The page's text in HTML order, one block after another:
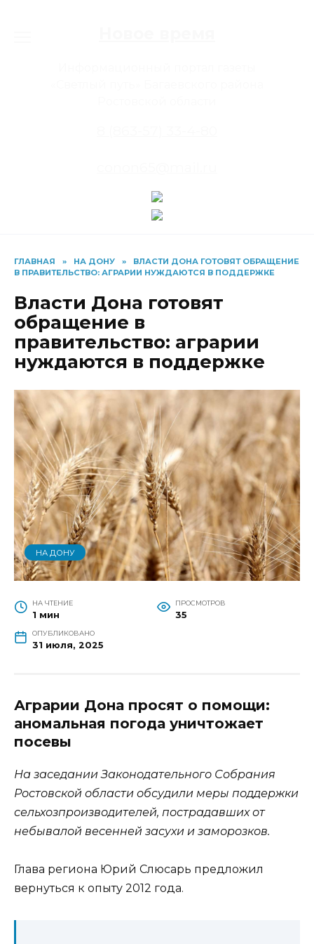
ГЛАВНАЯ » НА ДОНУ »
ВЛАСТИ ДОНА ГОТОВЯТ ОБРАЩЕНИЕ
В ПРАВИТЕЛЬСТВО: АГРАРИИ НУЖДАЮТСЯ В ПОДДЕРЖКЕ
Власти Дона готовят
обращение в
правительство: аграрии
нуждаются в поддержке
НА ДОНУ
НА ЧТЕНИЕ
1 мин
ПРОСМОТРОВ
35
ОПУБЛИКОВАНО
31 июля, 2025
Аграрии Дона просят о помощи:
аномальная погода уничтожает
посевы
На заседании Законодательного Собрания
Ростовской области обсудили меры поддержки
сельхозпроизводителей, пострадавших от
небывалой весенней засухи и заморозков.
Глава региона Юрий Слюсарь предложил
вернуться к опыту 2012 года.